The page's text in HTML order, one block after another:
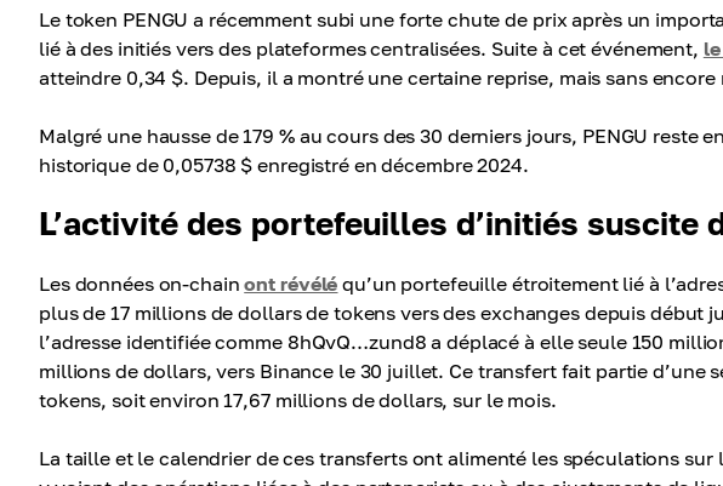
Le token PENGU a récemment subi une forte chute de prix après un
lié à des initiés vers des plateformes centralisées. Suite à cet événement,
atteindre 0,34 $. Depuis, il a montré une certaine reprise, mais sans
Malgré une hausse de 179 % au cours des 30 derniers jours, PENGU reste
historique de 0,05738 $ enregistré en décembre 2024.
L’activité des portefeuilles d’initiés suscite
Les données on-chainont révélé qu’un portefeuille étroitement lié à
plus de 17 millions de dollars de tokens vers des exchanges depuis début
l’adresse identifiée comme 8hQvQ…zund8 a déplacé à elle seule 150
millions de dollars, vers Binance le 30 juillet. Ce transfert fait partie d’une
tokens, soit environ 17,67 millions de dollars, sur le mois.
La taille et le calendrier de ces transferts ont alimenté les spéculations